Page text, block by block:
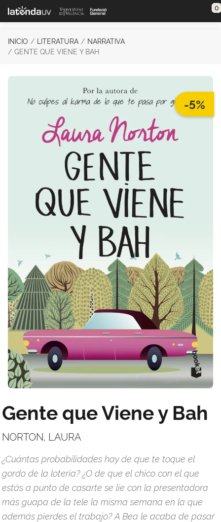
Saltar al contenido principal 0
INICIO LITERATURA
NARRATIVA
GENTE QUE VIENE Y BAH
-5%
Gente que Viene y Bah
NORTON, LAURA
¿Cuántas probabilidades hay de que te toque el
gordo de la lotería? ¿O de que el chico con el que
estás a punto de casarte se líe con la presentadora
más guapa de la tele la misma semana en la que
además pierdes el trabajo? A Bea le acaba de pasar